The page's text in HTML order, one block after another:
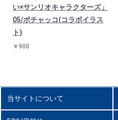
い×サンリオキャラクターズ」
05/ポチャッコ(コラボイラス
ト)
￥900
当サイトについて